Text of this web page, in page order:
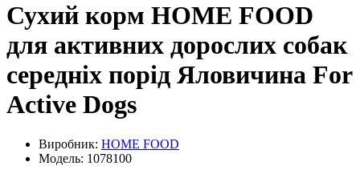
Сухий корм HOME FOOD
для активних дорослих собак
середніх порід Яловичина For
Active Dogs
Виробник: HOME FOOD
Модель: 1078100